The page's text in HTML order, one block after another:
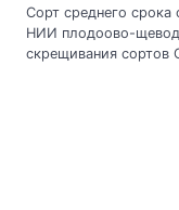
Сорт среднего
НИИ плодоово-
скрещивания сортов